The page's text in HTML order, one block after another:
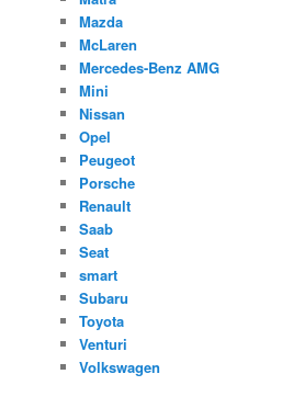
Mazda
McLaren
Mercedes-Benz AMG
Mini
Nissan
Opel
Peugeot
Porsche
Renault
Saab
Seat
smart
Subaru
Toyota
Venturi
Volkswagen